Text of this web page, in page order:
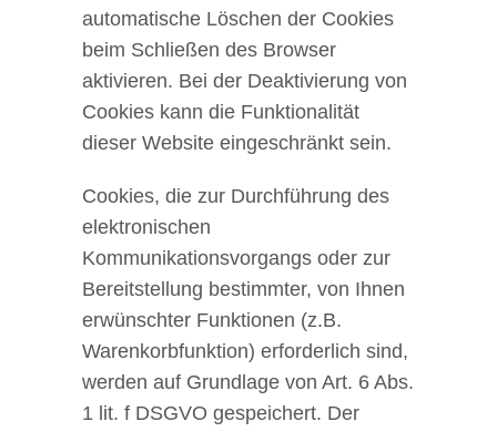
automatische Löschen der Cookies
beim Schließen des Browser
aktivieren. Bei der Deaktivierung von
Cookies kann die Funktionalität
dieser Website eingeschränkt sein.
Cookies, die zur Durchführung des
elektronischen
Kommunikationsvorgangs oder zur
Bereitstellung bestimmter, von Ihnen
erwünschter Funktionen (z.B.
Warenkorbfunktion) erforderlich sind,
werden auf Grundlage von Art. 6 Abs.
1 lit. f DSGVO gespeichert. Der